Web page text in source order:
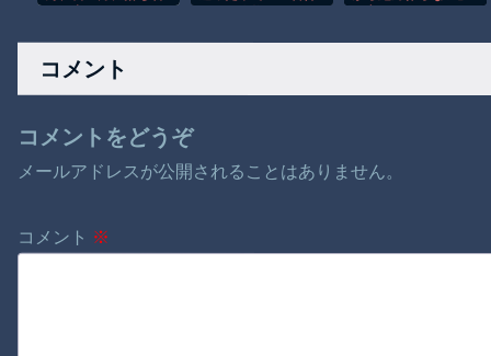
と嫌味ばかり言うよ
変かもね」
コメント
コメントをどうぞ
メールアドレスが公開されることはありません。
コメント ※